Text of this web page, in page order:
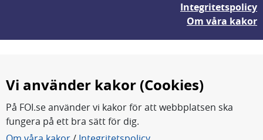
Integritetspolicy
Om våra kakor
FOI forskar för en säkrare värld.
Vi använder kakor (Cookies)
På FOI.se använder vi kakor för att webbplatsen ska
fungera på ett bra sätt för dig.